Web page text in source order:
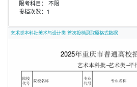
限考科目： 不限
投档次数：1
艺术类本科批美术与设计类 首次投档录取原格式数据